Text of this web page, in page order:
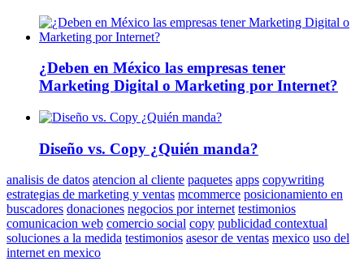
¿Deben en México las empresas tener
Marketing Digital o Marketing por Internet?
Diseño vs. Copy ¿Quién manda?
analisis de datos atencion al cliente paquetes apps copywriting
estrategias de marketing y ventas mcommerce posicionamiento en
buscadores donaciones negocios por internet testimonios
comunicacion web comercio social copy publicidad contextual
soluciones a la medida testimonios asesor de ventas mexico uso del
internet en mexico